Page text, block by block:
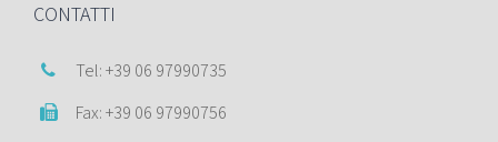
CONTATTI
Tel: +39 06 97990735
Fax: +39 06 97990756